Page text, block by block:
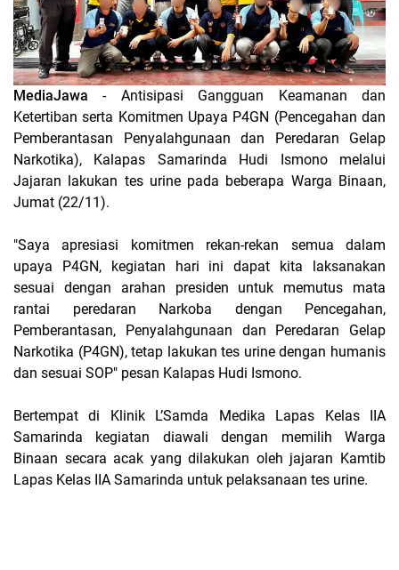
MediaJawa- Antisipasi Gangguan Keamanan dan
Ketertiban serta Komitmen Upaya P4GN (Pencegahan dan
Pemberantasan Penyalahgunaan dan Peredaran Gelap
Narkotika), Kalapas Samarinda Hudi Ismono melalui
Jajaran lakukan tes urine pada beberapa Warga Binaan,
Jumat (22/11).
"Saya apresiasi komitmen rekan-rekan semua dalam
upaya P4GN, kegiatan hari ini dapat kita laksanakan
sesuai dengan arahan presiden untuk memutus mata
rantai peredaran Narkoba dengan Pencegahan,
Pemberantasan, Penyalahgunaan dan Peredaran Gelap
Narkotika (P4GN), tetap lakukan tes urine dengan humanis
dan sesuai SOP" pesan Kalapas Hudi Ismono.
Bertempat di Klinik L’Samda Medika Lapas Kelas IIA
Samarinda kegiatan diawali dengan memilih Warga
Binaan secara acak yang dilakukan oleh jajaran Kamtib
Lapas Kelas IIA Samarinda untuk pelaksanaan tes urine.